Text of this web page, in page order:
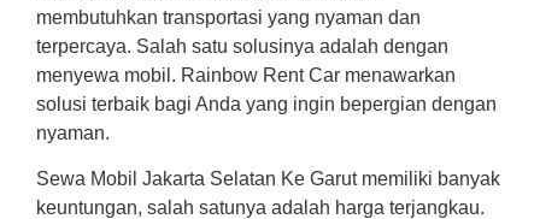
membutuhkan transportasi yang nyaman dan
terpercaya. Salah satu solusinya adalah dengan
menyewa mobil. Rainbow Rent Car menawarkan
solusi terbaik bagi Anda yang ingin bepergian dengan
nyaman.
Sewa Mobil Jakarta Selatan Ke Garut memiliki banyak
keuntungan, salah satunya adalah harga terjangkau.